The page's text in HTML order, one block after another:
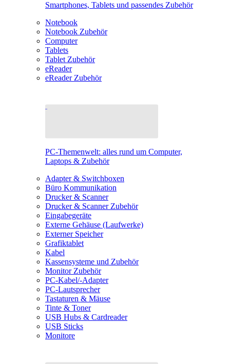
Smartphones, Tablets und passendes Zubehör
Notebook
Notebook Zubehör
Computer
Tablets
Tablet Zubehör
eReader
eReader Zubehör
PC-Themenwelt: alles rund um Computer,
Laptops & Zubehör
Adapter & Switchboxen
Büro Kommunikation
Drucker & Scanner
Drucker & Scanner Zubehör
Eingabegeräte
Externe Gehäuse (Laufwerke)
Externer Speicher
Grafiktablet
Kabel
Kassensysteme und Zubehör
Monitor Zubehör
PC-Kabel/-Adapter
PC-Lautsprecher
Tastaturen & Mäuse
Tinte & Toner
USB Hubs & Cardreader
USB Sticks
Monitore